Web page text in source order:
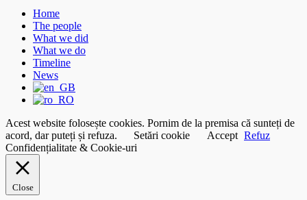
Home
The people
What we did
What we do
Timeline
News
Acest website folosește cookies. Pornim de la premisa că sunteți de
acord, dar puteți și refuza.
Setări cookie Accept Refuz
Confidențialitate & Cookie-uri
Close